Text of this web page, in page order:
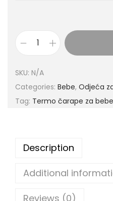
SKU: N/A
Categories: Bebe, Odjeća
Tag: Termo čarape za
Description
Additional
Reviews (0)